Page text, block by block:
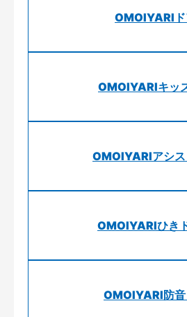
OMOIYARI
OMOIYARIキッ
OMOIYARIアシ
OMOIYARIひき
OMOIYARI防